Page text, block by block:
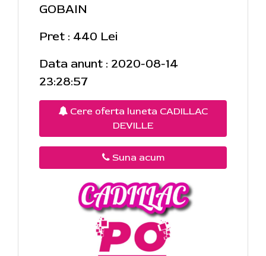
GOBAIN
Pret : 440 Lei
Data anunt : 2020-08-14
23:28:57
Cere oferta luneta CADILLAC
DEVILLE
Suna acum